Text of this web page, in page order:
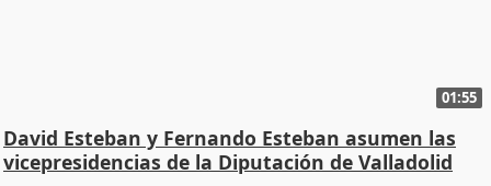
01:55
David Esteban y Fernando Esteban asumen las
vicepresidencias de la Diputación de Valladolid